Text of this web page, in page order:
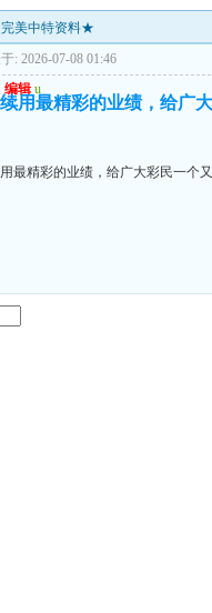
美中特资料★
: 2026-07-08 01:46
编辑 u
用最精彩的业绩，给广
最精彩的业绩，给广大彩民一个